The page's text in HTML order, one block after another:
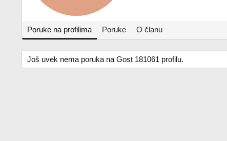
Poruke na profilima Poruke O članu
Još uvek nema poruka na Gost 181061 profilu.